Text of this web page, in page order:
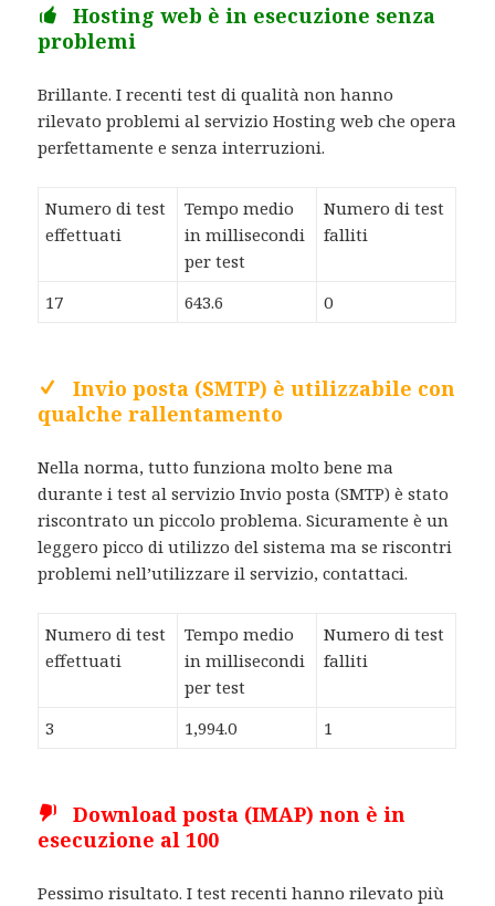
Hosting web è in esecuzione senza
problemi
Brillante. I recenti test di qualità non hanno
rilevato problemi al servizio Hosting web che opera
perfettamente e senza interruzioni.
Numero di test
effettuati
Tempo medio
in millisecondi
per test
Numero di test
falliti
17 643.6 0
Invio posta (SMTP) è utilizzabile con
qualche rallentamento
Nella norma, tutto funziona molto bene ma
durante i test al servizio Invio posta (SMTP) è stato
riscontrato un piccolo problema. Sicuramente è un
leggero picco di utilizzo del sistema ma se riscontri
problemi nell’utilizzare il servizio, contattaci.
Numero di test
effettuati
Tempo medio
in millisecondi
per test
Numero di test
falliti
3 1,994.0 1
Download posta (IMAP) non è in
esecuzione al 100
Pessimo risultato. I test recenti hanno rilevato più